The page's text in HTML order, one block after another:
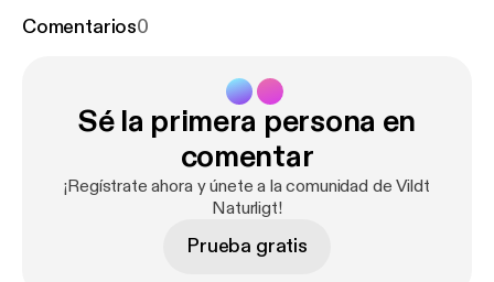
ekspert i små pattedyr hjælper med at svare på
Louise Halck, specialdyrlæge i små pattedyr på
Universitetshospitalet for familiedyr, Københavns
Universitet Værter: Biologerne Johan Olsen og
Vicky Knudsen Praktikant: Ingeborg Radiohund:
Gunnar. Producer: Carsten Nielsen
Comentarios0
Sé la primera persona en
comentar
¡Regístrate ahora y únete a la comunidad de Vildt
Naturligt!
Prueba gratis